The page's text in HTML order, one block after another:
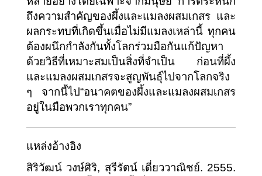
ถึงความสำคัญของผึ้งและแมลงผสมเกสร และ
ผลกระทบที่เกิดขึ้นเมื่อไม่มีแมลงเหล่านี้ ทุกคน
ต้องผนึกกำลังกันทั้งโลกร่วมมือกันแก้ปัญหา
ด้วยวิธีที่เหมาะสมเป็นสิ่งที่จำเป็น ก่อนที่ผึ้ง
และแมลงผสมเกสรจะสูญพันธุ์ไปจากโลกจริง
ๆ จากนี้ไป“อนาคตของผึ้งและแมลงผสมเกสร
อยู่ในมือพวกเราทุกคน”
แหล่งอ้างอิง
สิริวัฒน์ วงษ์ศิริ, สุรีรัตน์ เดี่ยววาณิชย์. 2555.